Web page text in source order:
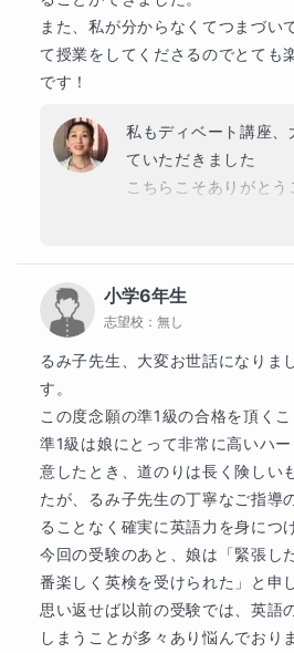
オンラインレッスンのイメージです
画面を共有しながら授業を進めます
板書の一例です
復習用に全て授業の
また、私が分からなくてつまづい
て授業をしてくださるのでとても
です！
私もディベート講座
ていただきました
こちらこそありがとう
いつも色々な議題に
の方も大変励みになり
ありがとうございます
小学6年生
志望校： 無し
るみ子先生、大変お世話になりま
す。
この度念願の準1級の合格を頂くこ
準1級は娘にとって非常に高いハ
意したとき、道のりは長く険しい
たが、るみ子先生の丁寧なご指導
ることなく確実に英語力を身につ
今回の受験のあと、娘は「緊張し
番楽しく英検を受けられた」と申
思い返せば以前の受験では、英語
しまうことが多々あり悩んでおり